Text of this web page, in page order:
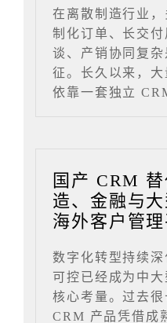
在离散制造行业
制化订单、长交
谈、产销协同复
征。长久以来，
依靠一套独立
国产 CRM
造、金融与
海外客户管
数字化转型持续
可控已经成为中
核心考量。过去
CRM 产品凭借成